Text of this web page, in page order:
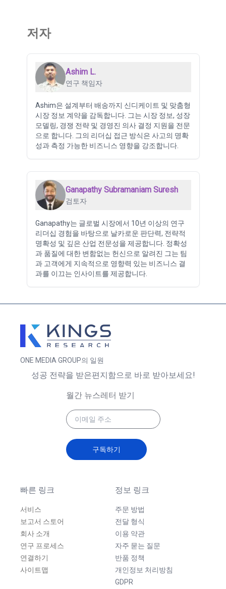
저자
Ashim L.
연구 책임자
Ashim은 설계부터 배송까지 신디케이트 및 맞춤형
시장 정보 계약을 감독합니다. 그는 시장 정보, 성장
모델링, 경쟁 전략 및 경영진 의사 결정 지원을 전문
으로 합니다. 그의 리더십 접근 방식은 사고의 명확
성과 측정 가능한 비즈니스 영향을 강조합니다.
Ganapathy Subramaniam Suresh
검토자
Ganapathy는 글로벌 시장에서 10년 이상의 연구
리더십 경험을 바탕으로 날카로운 판단력, 전략적
명확성 및 깊은 산업 전문성을 제공합니다. 정확성
과 품질에 대한 변함없는 헌신으로 알려진 그는 팀
과 고객에게 지속적으로 영향력 있는 비즈니스 결
과를 이끄는 인사이트를 제공합니다.
ONE MEDIA GROUP의 일원
빠른 링크
서비스
보고서 스토어
회사 소개
연구 프로세스
연결하기
사이트맵
정보 링크
주문 방법
전달 형식
이용 약관
자주 묻는 질문
반품 정책
개인정보 처리방침
GDPR
성공 전략을 받은편지함으로 바로 받아보세요!
월간 뉴스레터 받기
구독하기